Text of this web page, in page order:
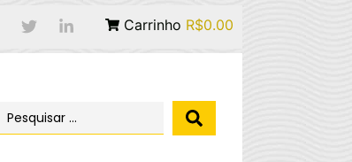
Carrinho R$0.00